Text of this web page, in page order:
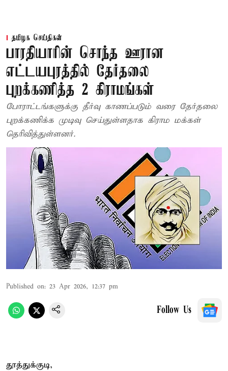
தமிழக செய்திகள்
பாரதியாரின் சொந்த ஊரான
எட்டயபுரத்தில் தேர்தலை
புறக்கணித்த 2 கிராமங்கள்
போராட்டங்களுக்கு தீர்வு காணப்படும் வரை தேர்தலை
புறக்கணிக்க முடிவு செய்துள்ளதாக கிராம மக்கள்
தெரிவித்துள்ளனர்.
Published on: 23 Apr 2026, 12:37 pm
Follow Us
தூத்துக்குடி,